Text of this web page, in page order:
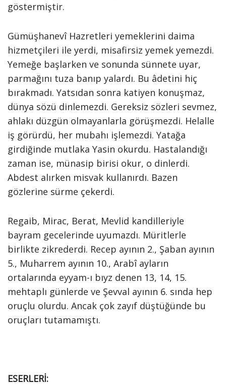
göstermiştir.
Gümüşhanevî Hazretleri yemeklerini daima
hizmetçileri ile yerdi, misafirsiz yemek yemezdi.
Yemeğe başlarken ve sonunda sünnete uyar,
parmağını tuza banıp yalardı. Bu âdetini hiç
bırakmadı. Yatsıdan sonra katiyen konuşmaz,
dünya sözü dinlemezdi. Gereksiz sözleri sevmez,
ahlakı düzgün olmayanlarla görüşmezdi. Helalle
iş görürdü, her mubahı işlemezdi. Yatağa
girdiğinde mutlaka Yasin okurdu. Hastalandığı
zaman ise, münasip birisi okur, o dinlerdi.
Abdest alırken misvak kullanırdı. Bazen
gözlerine sürme çekerdi.
Regaib, Mirac, Berat, Mevlid kandilleriyle
bayram gecelerinde uyumazdı. Müritlerle
birlikte zikrederdi. Recep ayının 2., Şaban ayının
5., Muharrem ayının 10., Arabî ayların
ortalarında eyyam-ı bıyz denen 13, 14, 15.
mehtaplı günlerde ve Şevval ayının 6. sında hep
oruçlu olurdu. Ancak çok zayıf düştüğünde bu
oruçları tutamamıştı.
ESERLERİ: